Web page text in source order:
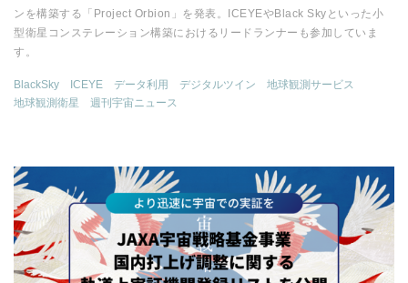
ンを構築する「Project Orbion」を発表。ICEYEやBlack Skyといった小
型衛星コンステレーション構築におけるリードランナーも参加していま
す。
BlackSky ICEYE データ利用 デジタルツイン
地球観測サービス
地球観測衛星
週刊宇宙ニュース